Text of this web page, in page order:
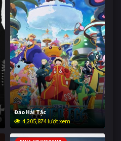
Đảo Hải Tặc
4,205,874 lượt xem